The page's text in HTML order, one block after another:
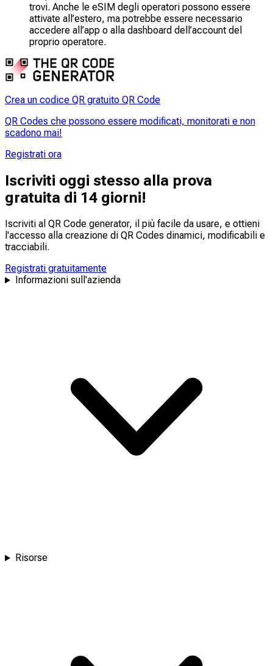
trovi. Anche le eSIM degli operatori possono essere
attivate all’estero, ma potrebbe essere necessario
accedere all’app o alla dashboard dell’account del
proprio operatore.
Crea un codice QR gratuito QR Code
QR Codes che possono essere modificati, monitorati e non
scadono mai!
Registrati ora
Iscriviti oggi stesso alla prova
gratuita di 14 giorni!
Iscriviti al QR Code generator, il più facile da usare, e ottieni
l'accesso alla creazione di QR Codes dinamici, modificabili e
tracciabili.
Registrati gratuitamente
Informazioni sull'azienda
Risorse